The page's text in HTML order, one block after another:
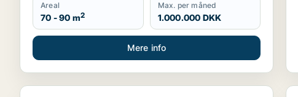
Areal
70 - 90 m2
Max. per måned
1.000.000 DKK
Mere info